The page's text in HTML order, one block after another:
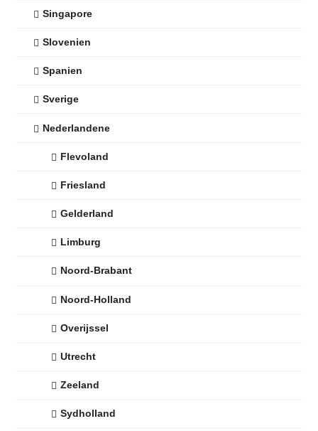
Singapore
Slovenien
Spanien
Sverige
Nederlandene
Flevoland
Friesland
Gelderland
Limburg
Noord-Brabant
Noord-Holland
Overijssel
Utrecht
Zeeland
Sydholland